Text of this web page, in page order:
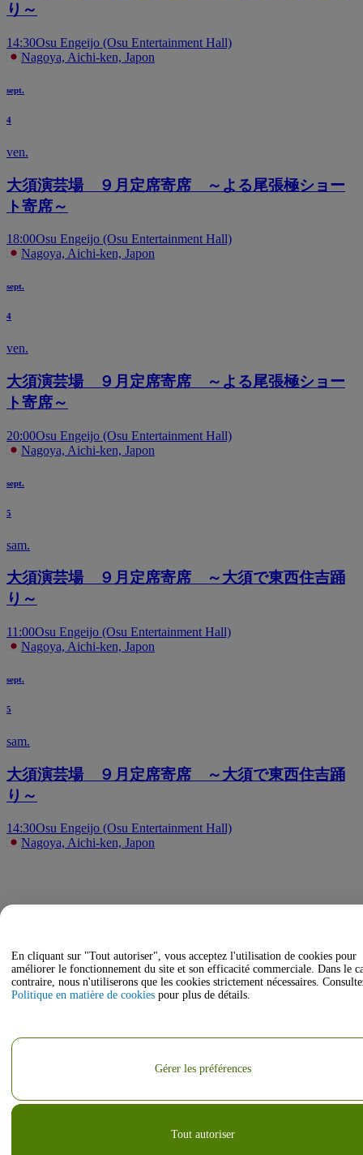
り～
14:30Osu Engeijo (Osu Entertainment Hall)
Nagoya, Aichi-ken, Japon
sept.
4
ven.
大須演芸場 ９月定席寄席 ～よる尾張極ショー
ト寄席～
18:00Osu Engeijo (Osu Entertainment Hall)
Nagoya, Aichi-ken, Japon
sept.
4
ven.
大須演芸場 ９月定席寄席 ～よる尾張極ショー
ト寄席～
20:00Osu Engeijo (Osu Entertainment Hall)
Nagoya, Aichi-ken, Japon
sept.
5
sam.
大須演芸場 ９月定席寄席 ～大須で東西住吉踊
り～
11:00Osu Engeijo (Osu Entertainment Hall)
Nagoya, Aichi-ken, Japon
sept.
5
sam.
大須演芸場 ９月定席寄席 ～大須で東西住吉踊
り～
14:30Osu Engeijo (Osu Entertainment Hall)
Nagoya, Aichi-ken, Japon
En cliquant sur "Tout autoriser", vous acceptez l'utilisation de cookies pour
améliorer le fonctionnement du site et son efficacité commerciale. Dans le
contraire, nous n'utiliserons que les cookies strictement nécessaires.
Politique en matière de cookies pour plus de détails.
Tout autoriser
Gérer les préférences